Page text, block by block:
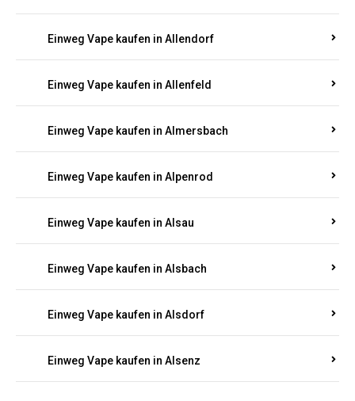
Einweg Vape kaufen in Allendorf
Einweg Vape kaufen in Allenfeld
Einweg Vape kaufen in Almersbach
Einweg Vape kaufen in Alpenrod
Einweg Vape kaufen in Alsau
Einweg Vape kaufen in Alsbach
Einweg Vape kaufen in Alsdorf
Einweg Vape kaufen in Alsenz